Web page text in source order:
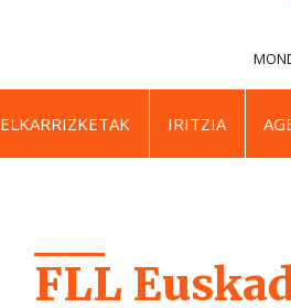
ELKARRIZKETAK IRITZIA
FLL